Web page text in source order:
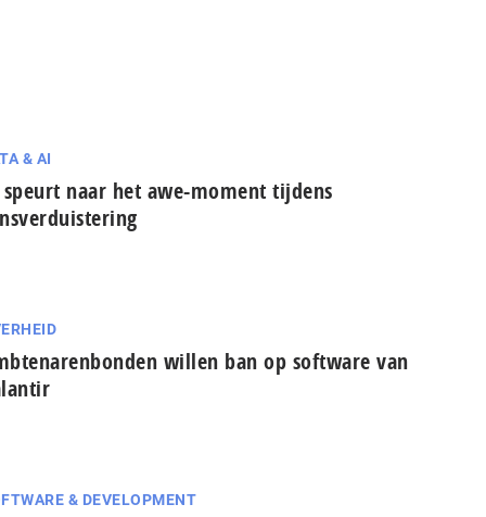
& AI
naar het awe-moment tijdens
willen ban op software van
& DEVELOPMENT